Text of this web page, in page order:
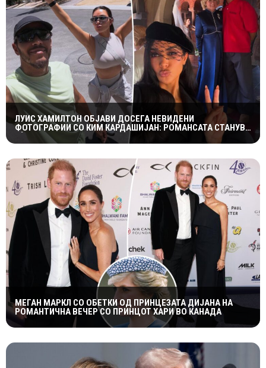
ЛУИС ХАМИЛТОН ОБЈАВИ ДОСЕГА НЕВИДЕНИ
ФОТОГРАФИИ СО КИМ КАРДАШИЈАН: РОМАНСАТА СТАНУВА
СÈ ПОСЕРИОЗНА
МЕГАН МАРКЛ СО ОБЕТКИ ОД ПРИНЦЕЗАТА ДИЈАНА НА
РОМАНТИЧНА ВЕЧЕР СО ПРИНЦОТ ХАРИ ВО КАНАДА